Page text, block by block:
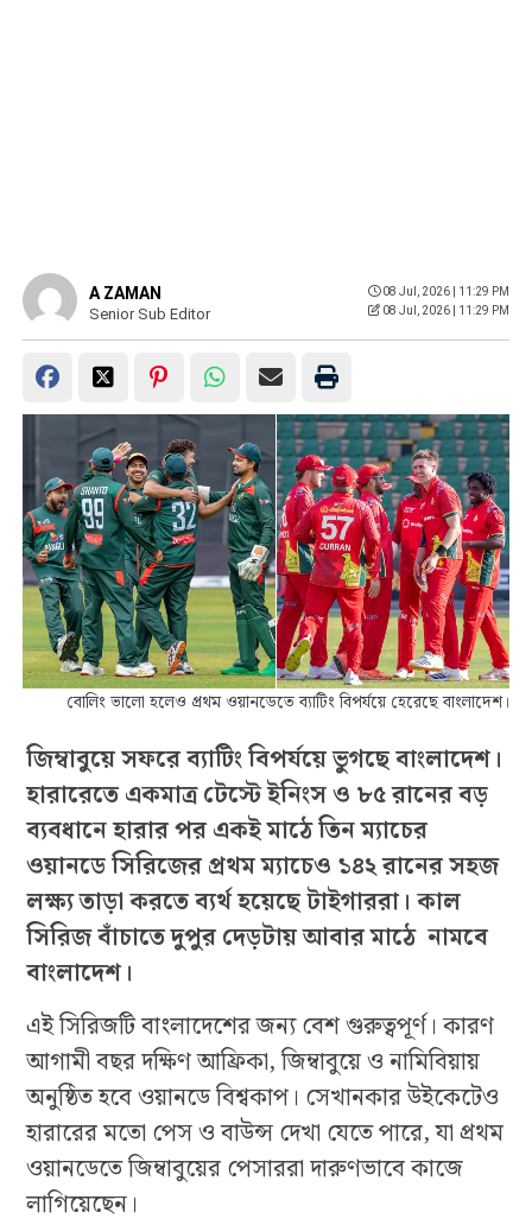
A ZAMAN
Senior Sub Editor
08 Jul, 2026 | 11:29 PM
08 Jul, 2026 | 11:29 PM
বোলিং ভালো হলেও প্রথম ওয়ানডেতে ব্যাটিং বিপর্যয়ে হেরেছে বাংলাদেশ।
জিম্বাবুয়ে সফরে ব্যাটিং বিপর্যয়ে ভুগছে বাংলাদেশ।
হারারেতে একমাত্র টেস্টে ইনিংস ও ৮৫ রানের বড়
ব্যবধানে হারার পর একই মাঠে তিন ম্যাচের
ওয়ানডে সিরিজের প্রথম ম্যাচেও ১৪২ রানের সহজ
লক্ষ্য তাড়া করতে ব্যর্থ হয়েছে টাইগাররা। কাল
সিরিজ বাঁচাতে দুপুর দেড়টায় আবার মাঠে নামবে
বাংলাদেশ।
এই সিরিজটি বাংলাদেশের জন্য বেশ গুরুত্বপূর্ণ। কারণ
আগামী বছর দক্ষিণ আফ্রিকা, জিম্বাবুয়ে ও নামিবিয়ায়
অনুষ্ঠিত হবে ওয়ানডে বিশ্বকাপ। সেখানকার উইকেটেও
হারারের মতো পেস ও বাউন্স দেখা যেতে পারে, যা প্রথম
ওয়ানডেতে জিম্বাবুয়ের পেসাররা দারুণভাবে কাজে
লাগিয়েছেন।